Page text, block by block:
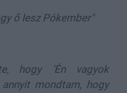
ő lesz Pókember"
hogy 'Én vagyok
mondtam, hogy